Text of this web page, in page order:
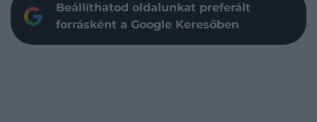
Beállíthatod oldalunkat preferált
forrásként a Google Keresőben